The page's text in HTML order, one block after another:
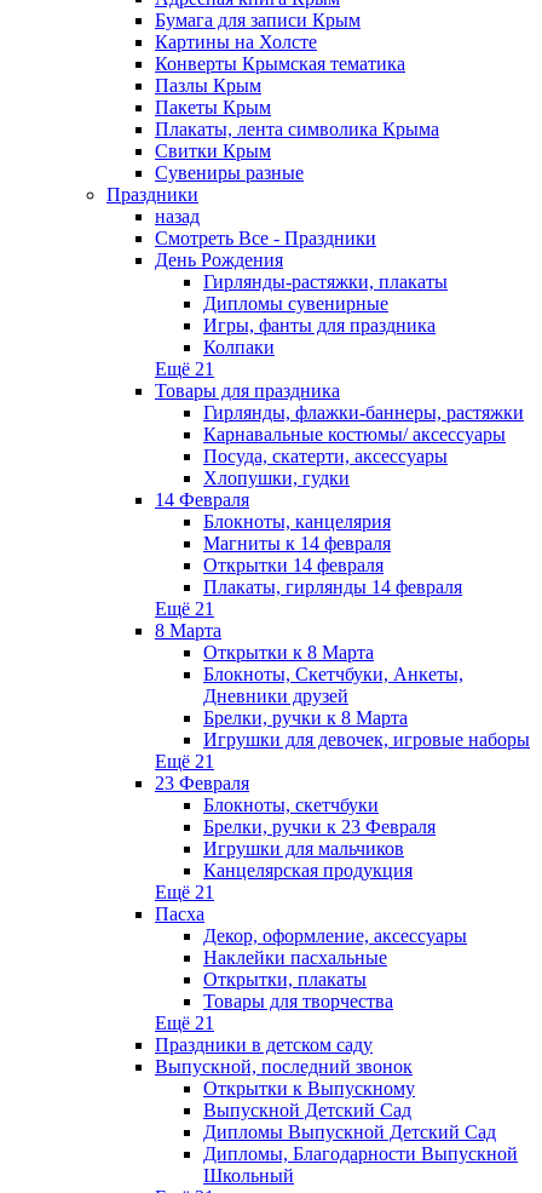
Бумага для записи Крым
Картины на Холсте
Конверты Крымская тематика
Пазлы Крым
Пакеты Крым
Плакаты, лента символика Крыма
Свитки Крым
Сувениры разные
Праздники
назад
Смотреть Все - Праздники
День Рождения
Гирлянды-растяжки, плакаты
Дипломы сувенирные
Игры, фанты для праздника
Колпаки
Ещё 21
Товары для праздника
Гирлянды, флажки-баннеры, растяжки
Карнавальные костюмы/ аксессуары
Посуда, скатерти, аксессуары
Хлопушки, гудки
14 Февраля
Блокноты, канцелярия
Магниты к 14 февраля
Открытки 14 февраля
Плакаты, гирлянды 14 февраля
Ещё 21
8 Марта
Открытки к 8 Марта
Блокноты, Скетчбуки, Анкеты,
Дневники друзей
Брелки, ручки к 8 Марта
Игрушки для девочек, игровые наборы
Ещё 21
23 Февраля
Блокноты, скетчбуки
Брелки, ручки к 23 Февраля
Игрушки для мальчиков
Канцелярская продукция
Ещё 21
Пасха
Декор, оформление, аксессуары
Наклейки пасхальные
Открытки, плакаты
Товары для творчества
Ещё 21
Праздники в детском саду
Выпускной, последний звонок
Открытки к Выпускному
Выпускной Детский Сад
Дипломы Выпускной Детский Сад
Дипломы, Благодарности Выпускной
Школьный